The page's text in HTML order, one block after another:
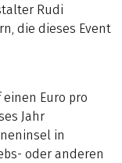
Rudi
die dieses Event
Euro pro
Jahr
in
oder anderen